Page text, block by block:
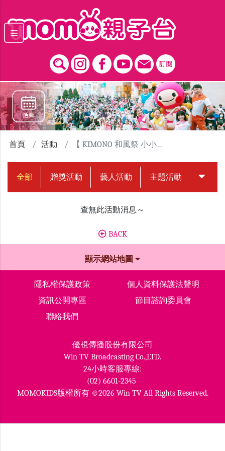
首頁 活動 【 KIMONO 和風祭 小小和服大賽】 MOMO家族唱跳應援
全部 贈獎活動 藝人活動 主題活動 中獎名
查無此活動消息～
BACK
顯示網站地圖
隱私權保護政策
個人資料保護法聲明
資訊公開專區
節目諮詢委員會
聯絡我們
優視傳播股份有限公司
Win TV Broadcasting Co.,LTD.
24小時客服專線:
(02) 6601-2345
MOMOKIDS版權所有 ©2026 Win TV All Rights Reserved.